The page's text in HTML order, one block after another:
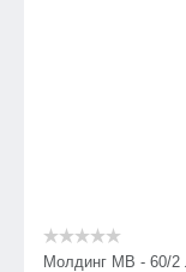
Молдинг МВ - 60/2